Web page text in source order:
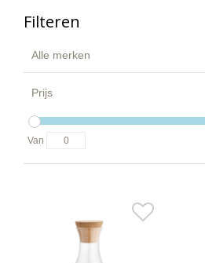
Filteren
Alle merken
Prijs
Van